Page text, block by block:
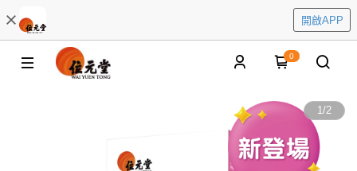
開啟APP
0
1/2